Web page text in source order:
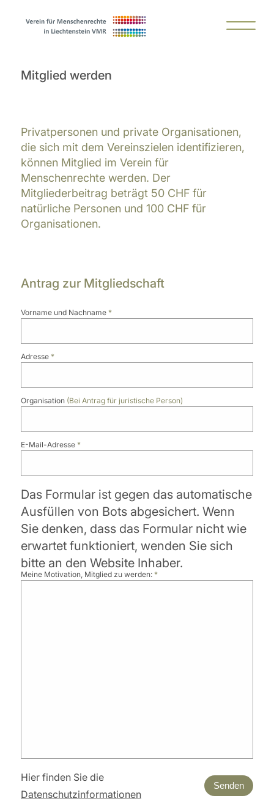
Mitglied werden
Privatpersonen und private Organisationen,
die sich mit dem Vereinszielen identifizieren,
können Mitglied im Verein für
Menschenrechte werden. Der
Mitgliederbeitrag beträgt 50 CHF für
natürliche Personen und 100 CHF für
Organisationen.
Antrag zur Mitgliedschaft
Vorname und Nachname *
Adresse *
Organisation (Bei Antrag für juristische Person)
E-Mail-Adresse *
Das Formular ist gegen das automatische
Ausfüllen von Bots abgesichert. Wenn
Sie denken, dass das Formular nicht wie
erwartet funktioniert, wenden Sie sich
bitte an den Website Inhaber.
Meine Motivation, Mitglied zu werden: *
Hier finden Sie die
Datenschutzinformationen
Senden